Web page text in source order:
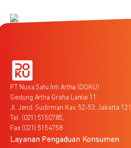
PT Nusa Satu Inti Artha (DOKU)
Gedung Artha Graha Lantai 11
Jl. Jend. Sudirman Kav. 52-53, Jakarta
Tel. (021) 5150785,
Fax (021) 5154758
Layanan Pengaduan Konsumen